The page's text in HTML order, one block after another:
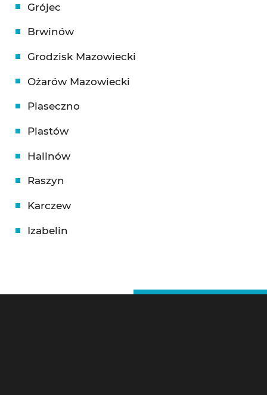
Grójec
Brwinów
Grodzisk Mazowiecki
Ożarów Mazowiecki
Piaseczno
Piastów
Halinów
Raszyn
Karczew
Izabelin